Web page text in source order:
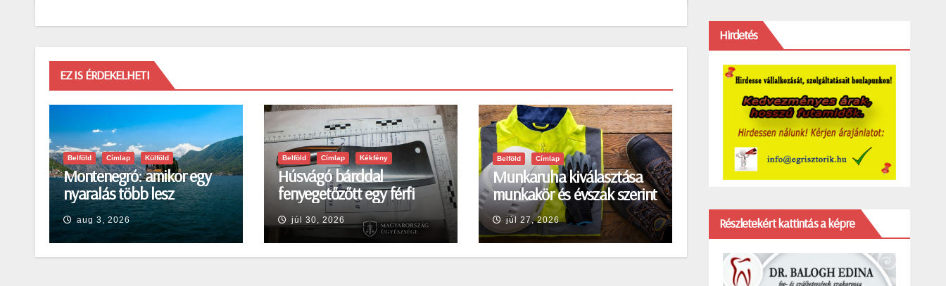
EZ IS ÉRDEKELHETI
Belföld Címlap Külföld
Montenegró: amikor egy
nyaralás több lesz
egyszerű pihenésnél
aug 3, 2026
Belföld Címlap Kékfény
Húsvágó bárddal
fenyegetőzőtt egy férfi
Egerben
júl 30, 2026
Belföld Címlap
Munkaruha kiválasztása
munkakör és évszak szerint
júl 27, 2026
Hirdetés
Részletekért kattintás a képre